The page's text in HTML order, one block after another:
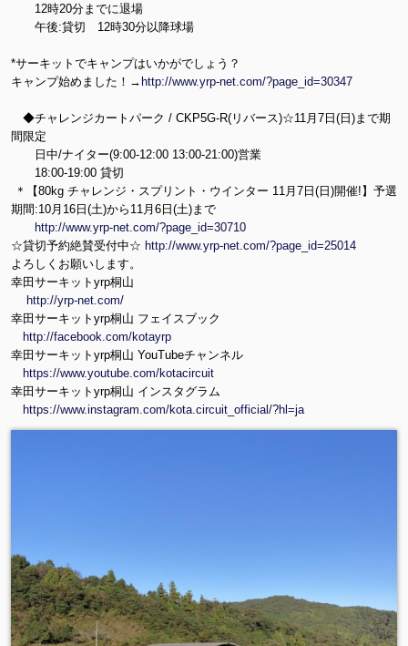
12時20分までに退場
午後:貸切 12時30分以降球場
*サーキットでキャンプはいかがでしょう？
キャンプ始めました！→ http://www.yrp-net.com/?page_id=30347
◆チャレンジカートパーク / CKP5G-R(リバース)☆11月7日(日)まで期
間限定
日中/ナイター(9:00-12:00 13:00-21:00)営業
18:00-19:00 貸切
＊【80kg チャレンジ・スプリント・ウインター 11月7日(日)開催!】予選
期間:10月16日(土)から11月6日(土)まで
http://www.yrp-net.com/?page_id=30710
☆貸切予約絶賛受付中☆ http://www.yrp-net.com/?page_id=25014
よろしくお願いします。
幸田サーキットyrp桐山
http://yrp-net.com/
幸田サーキットyrp桐山 フェイスブック
http://facebook.com/kotayrp
幸田サーキットyrp桐山 YouTubeチャンネル
https://www.youtube.com/kotacircuit
幸田サーキットyrp桐山 インスタグラム
https://www.instagram.com/kota.circuit_official/?hl=ja